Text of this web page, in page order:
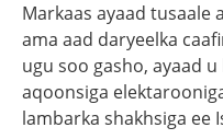
Markaas ayaad
ama aad daryeelka
ugu soo gasho, ayaad
aqoonsiga
lambarka shakhsiga ee